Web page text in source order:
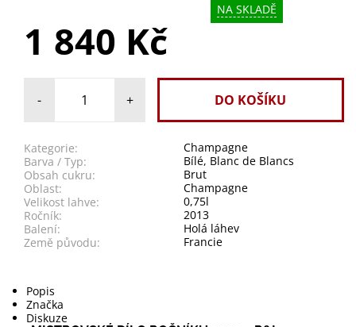
NA SKLADĚ
1 840 Kč
- +
Kategorie:
Champagne
Barva / Typ:
Bílé, Blanc de Blancs
Obsah cukru:
Brut
Oblast:
Champagne
Velikost lahve:
0,75l
Ročník:
2013
Balení:
Holá láhev
Země původu:
Francie
Popis
Značka
Diskuze